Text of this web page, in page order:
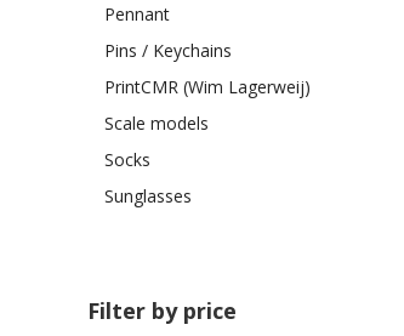
Pennant
Pins / Keychains
PrintCMR (Wim Lagerweij)
Scale models
Socks
Sunglasses
Filter by price